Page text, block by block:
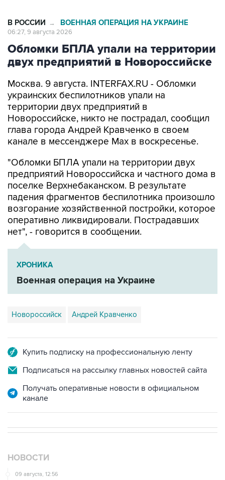
В РОССИИ → ВОЕННАЯ ОПЕРАЦИЯ НА УКРАИНЕ
06:27, 9 августа 2026
Обломки БПЛА упали на территории
двух предприятий в Новороссийске
Москва. 9 августа. INTERFAX.RU - Обломки
украинских беспилотников упали на
территории двух предприятий в
Новороссийске, никто не пострадал, сообщил
глава города Андрей Кравченко в своем
канале в мессенджере Max в воскресенье.
"Обломки БПЛА упали на территории двух
предприятий Новороссийска и частного дома в
поселке Верхнебаканском. В результате
падения фрагментов беспилотника произошло
возгорание хозяйственной постройки, которое
оперативно ликвидировали. Пострадавших
нет", - говорится в сообщении.
ХРОНИКА
Военная операция на Украине
Новороссийск Андрей Кравченко
Купить подписку на профессиональную ленту
Подписаться на рассылку главных новостей сайта
Получать оперативные новости в официальном
канале
НОВОСТИ
09 августа, 12:56